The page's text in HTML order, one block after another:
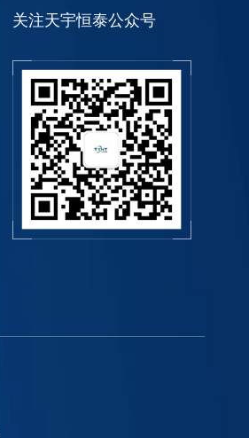
关注天宇恒泰公众号